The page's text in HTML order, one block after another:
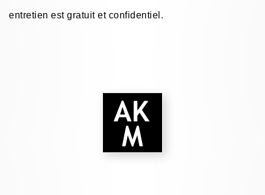
entretien est gratuit et confidentiel.